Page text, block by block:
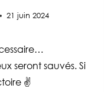
21 juin 2024
seront sauvés. Si
✌️